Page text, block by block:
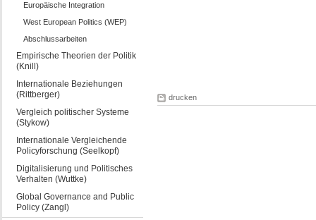
Europäische Integration
West European Politics (WEP)
Abschlussarbeiten
Empirische Theorien der Politik
(Knill)
Internationale Beziehungen
(Rittberger)
Vergleich politischer Systeme
(Stykow)
Internationale Vergleichende
Policyforschung (Seelkopf)
Digitalisierung und Politisches
Verhalten (Wuttke)
Global Governance and Public
Policy (Zangl)
drucken